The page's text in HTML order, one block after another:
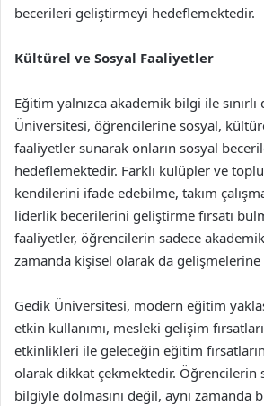
becerileri geliştirmeyi hedeflemektedir.
Kültürel ve Sosyal Faaliyetler
Eğitim yalnızca akademik bilgi ile
Üniversitesi, öğrencilerine sosyal,
faaliyetler sunarak onların sosyal
hedeflemektedir. Farklı kulüpler ve
kendilerini ifade edebilme, takım
liderlik becerilerini geliştirme fırsatı
faaliyetler, öğrencilerin sadece
zamanda kişisel olarak da gelişmelerine
Gedik Üniversitesi, modern eğitim
etkin kullanımı, mesleki gelişim
etkinlikleri ile geleceğin eğitim
olarak dikkat çekmektedir. Öğrencilerin
bilgiyle dolmasını değil, aynı zamanda